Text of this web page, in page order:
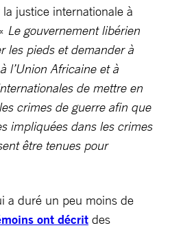
justice internationale à
Le gouvernement libérien
les pieds et demander à
l’Union Africaine et à
de mettre en
crimes de guerre afin que
impliquées dans les crimes
être tenues pour
a duré un peu moins de
ont décrit des